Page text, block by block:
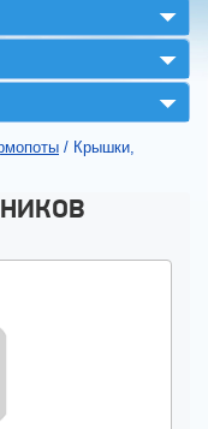
▼
▼
▼
/ Крышки,